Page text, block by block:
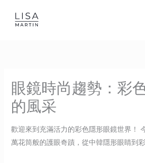
眼鏡時尚趨勢：彩
的風采
歡迎來到充滿活力的彩色隱形眼鏡世界！
萬花筒般的護眼奇蹟，從中韓隱形眼睛到彩